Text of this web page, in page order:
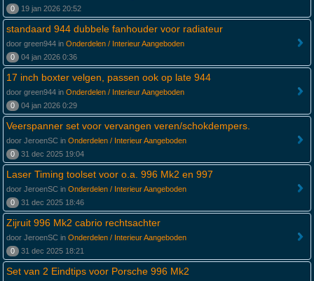
0
19 jan 2026 20:52
standaard 944 dubbele fanhouder voor radiateur
door green944 in Onderdelen / Interieur Aangeboden
0
04 jan 2026 0:36
17 inch boxter velgen, passen ook op late 944
door green944 in Onderdelen / Interieur Aangeboden
0
04 jan 2026 0:29
Veerspanner set voor vervangen veren/schokdempers.
door JeroenSC in Onderdelen / Interieur Aangeboden
0
31 dec 2025 19:04
Laser Timing toolset voor o.a. 996 Mk2 en 997
door JeroenSC in Onderdelen / Interieur Aangeboden
0
31 dec 2025 18:46
Zijruit 996 Mk2 cabrio rechtsachter
door JeroenSC in Onderdelen / Interieur Aangeboden
0
31 dec 2025 18:21
Set van 2 Eindtips voor Porsche 996 Mk2